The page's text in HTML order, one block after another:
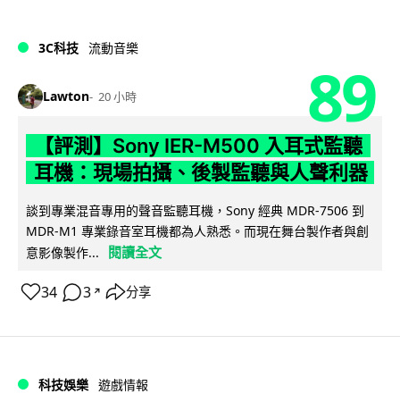
3C科技 流動音樂
Lawton 20 小時 89
【評測】Sony IER-M500 入耳式監聽
耳機：現場拍攝、後製監聽與人聲利器
談到專業混音專用的聲音監聽耳機，Sony 經典 MDR-7506 到
MDR-M1 專業錄音室耳機都為人熟悉。而現在舞台製作者與創
意影像製作...
閱讀全文
34 3 ↗ 分享
科技娛樂 遊戲情報